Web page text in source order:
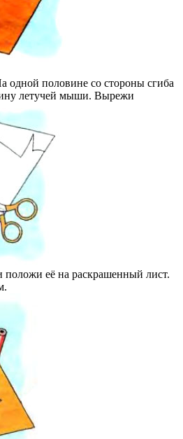
одной половине со стороны сгиба
летучей мыши. Вырежи
её на раскрашенный лист.